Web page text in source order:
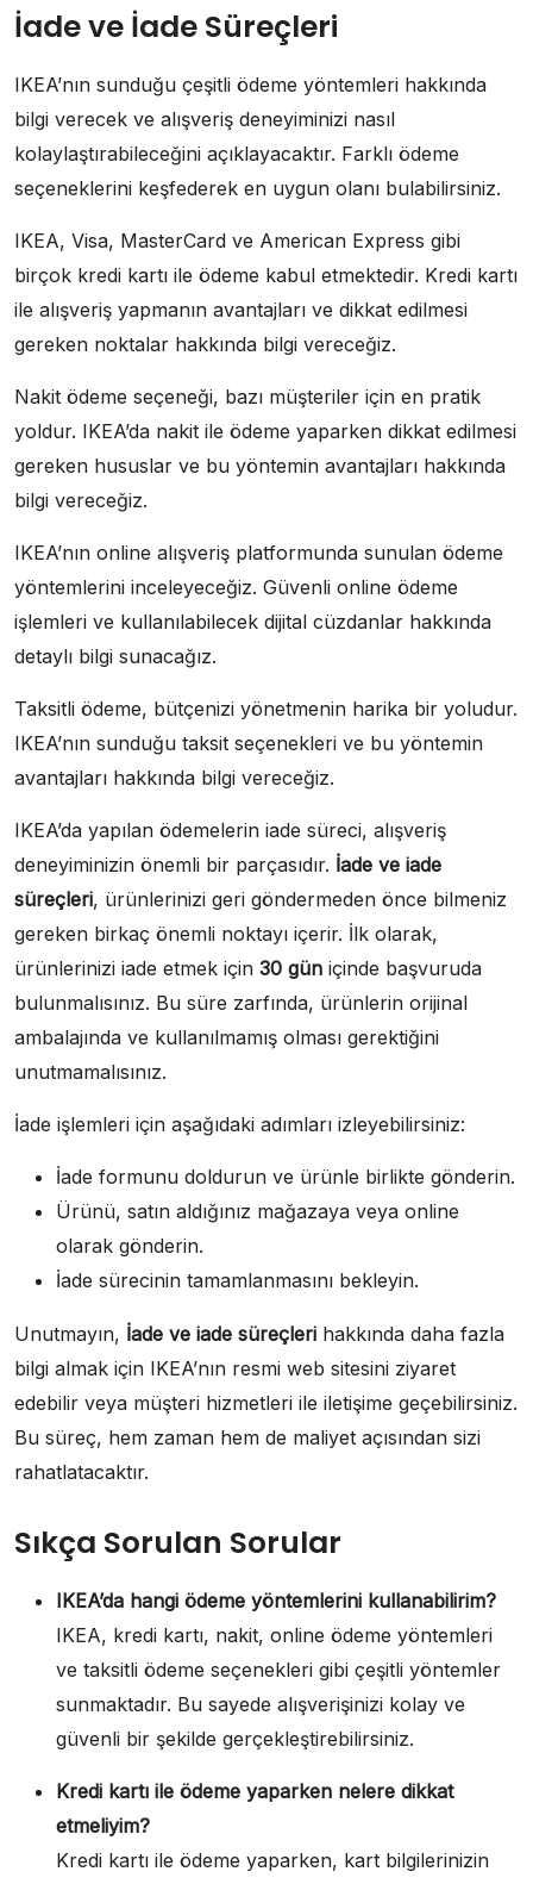
İade ve İade Süreçleri
IKEA’nın sunduğu çeşitli ödeme yöntemleri hakkında
bilgi verecek ve alışveriş deneyiminizi nasıl
kolaylaştırabileceğini açıklayacaktır. Farklı ödeme
seçeneklerini keşfederek en uygun olanı bulabilirsiniz.
IKEA, Visa, MasterCard ve American Express gibi
birçok kredi kartı ile ödeme kabul etmektedir. Kredi kartı
ile alışveriş yapmanın avantajları ve dikkat edilmesi
gereken noktalar hakkında bilgi vereceğiz.
Nakit ödeme seçeneği, bazı müşteriler için en pratik
yoldur. IKEA’da nakit ile ödeme yaparken dikkat edilmesi
gereken hususlar ve bu yöntemin avantajları hakkında
bilgi vereceğiz.
IKEA’nın online alışveriş platformunda sunulan ödeme
yöntemlerini inceleyeceğiz. Güvenli online ödeme
işlemleri ve kullanılabilecek dijital cüzdanlar hakkında
detaylı bilgi sunacağız.
Taksitli ödeme, bütçenizi yönetmenin harika bir yoludur.
IKEA’nın sunduğu taksit seçenekleri ve bu yöntemin
avantajları hakkında bilgi vereceğiz.
IKEA’da yapılan ödemelerin iade süreci, alışveriş
deneyiminizin önemli bir parçasıdır. İade ve iade
süreçleri, ürünlerinizi geri göndermeden önce bilmeniz
gereken birkaç önemli noktayı içerir. İlk olarak,
ürünlerinizi iade etmek için 30 gün içinde başvuruda
bulunmalısınız. Bu süre zarfında, ürünlerin orijinal
ambalajında ve kullanılmamış olması gerektiğini
unutmamalısınız.
İade işlemleri için aşağıdaki adımları izleyebilirsiniz:
İade formunu doldurun ve ürünle birlikte gönderin.
Ürünü, satın aldığınız mağazaya veya online
olarak gönderin.
İade sürecinin tamamlanmasını bekleyin.
Unutmayın, İade ve iade süreçleri hakkında daha fazla
bilgi almak için IKEA’nın resmi web sitesini ziyaret
edebilir veya müşteri hizmetleri ile iletişime geçebilirsiniz.
Bu süreç, hem zaman hem de maliyet açısından sizi
rahatlatacaktır.
Sıkça Sorulan Sorular
IKEA’da hangi ödeme yöntemlerini kullanabilirim?
IKEA, kredi kartı, nakit, online ödeme yöntemleri
ve taksitli ödeme seçenekleri gibi çeşitli yöntemler
sunmaktadır. Bu sayede alışverişinizi kolay ve
güvenli bir şekilde gerçekleştirebilirsiniz.
Kredi kartı ile ödeme yaparken nelere dikkat
etmeliyim?
Kredi kartı ile ödeme yaparken, kart bilgilerinizin